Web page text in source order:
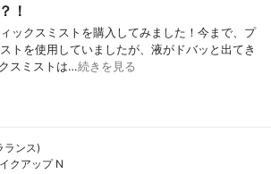
！
ックスミストを購入してみました！今まで、プ
トを使用していましたが、液がドバッと出てき
スミストは…続きを見る
ランス)
クアップ N